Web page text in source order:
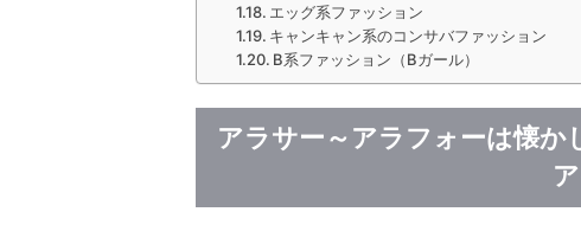
エッグ系ファッション
キャンキャン系のコンサバファッション
B系ファッション（Bガール）
アラサー～アラフォーは懐か